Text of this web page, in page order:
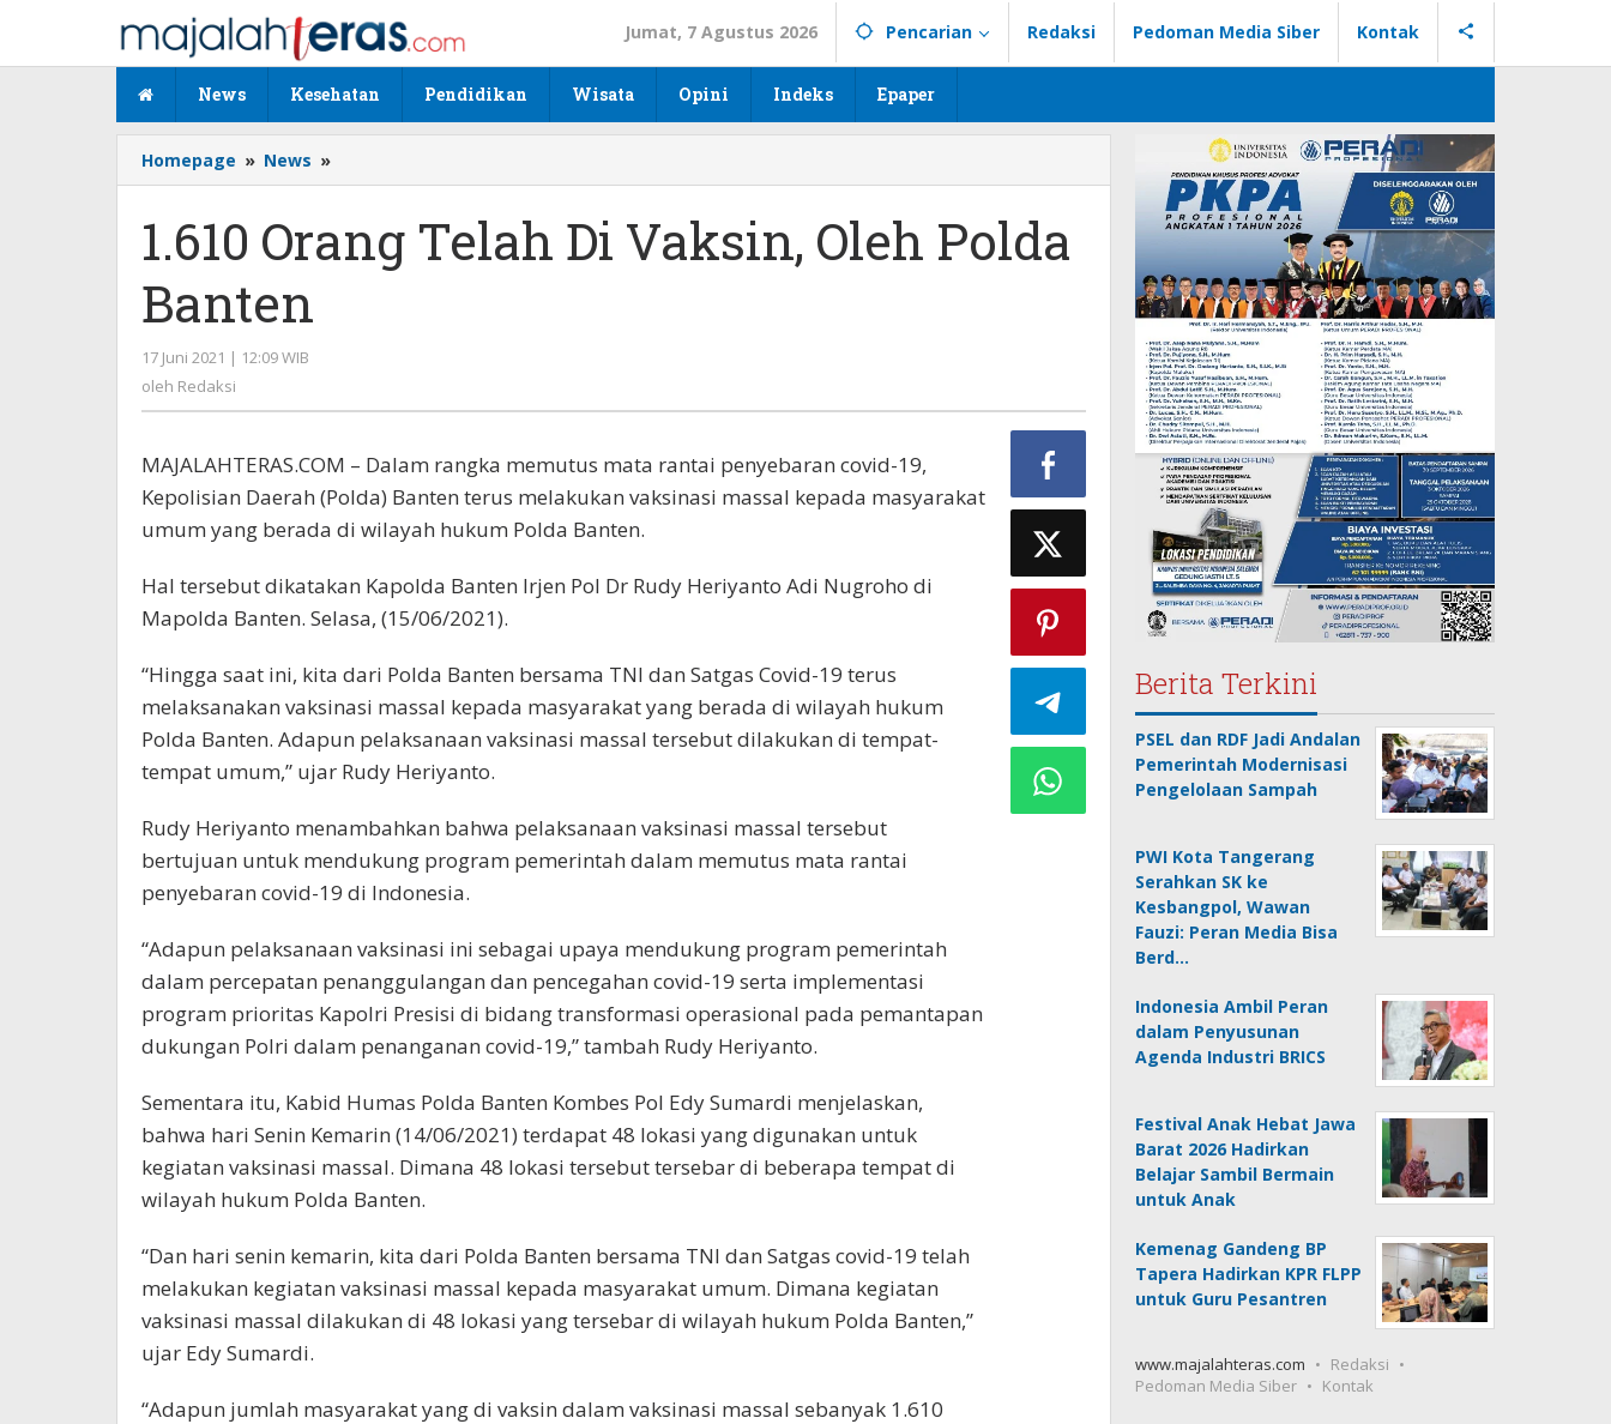
konten
Jumat, 7 Agustus 2026 Pencarian Redaksi Pedoman Media Siber Kontak
News Kesehatan Pendidikan Wisata Opini Indeks Epaper
Homepage » News »
Orang
Di
Vaksin,
1.610 Orang Telah Di Vaksin, Oleh Polda
Banten
17 Juni 2021 | 12:09 WIB
oleh Redaksi
MAJALAHTERAS.COM – Dalam rangka memutus mata rantai penyebaran covid-19,
Kepolisian Daerah (Polda) Banten terus melakukan vaksinasi massal kepada masyarakat
umum yang berada di wilayah hukum Polda Banten.
Hal tersebut dikatakan Kapolda Banten Irjen Pol Dr Rudy Heriyanto Adi Nugroho di
Mapolda Banten. Selasa, (15/06/2021).
“Hingga saat ini, kita dari Polda Banten bersama TNI dan Satgas Covid-19 terus
melaksanakan vaksinasi massal kepada masyarakat yang berada di wilayah hukum
Polda Banten. Adapun pelaksanaan vaksinasi massal tersebut dilakukan di tempat-
tempat umum,” ujar Rudy Heriyanto.
Rudy Heriyanto menambahkan bahwa pelaksanaan vaksinasi massal tersebut
bertujuan untuk mendukung program pemerintah dalam memutus mata rantai
penyebaran covid-19 di Indonesia.
“Adapun pelaksanaan vaksinasi ini sebagai upaya mendukung program pemerintah
dalam percepatan penanggulangan dan pencegahan covid-19 serta implementasi
program prioritas Kapolri Presisi di bidang transformasi operasional pada pemantapan
dukungan Polri dalam penanganan covid-19,” tambah Rudy Heriyanto.
Sementara itu, Kabid Humas Polda Banten Kombes Pol Edy Sumardi menjelaskan,
bahwa hari Senin Kemarin (14/06/2021) terdapat 48 lokasi yang digunakan untuk
kegiatan vaksinasi massal. Dimana 48 lokasi tersebut tersebar di beberapa tempat di
wilayah hukum Polda Banten.
“Dan hari senin kemarin, kita dari Polda Banten bersama TNI dan Satgas covid-19 telah
melakukan kegiatan vaksinasi massal kepada masyarakat umum. Dimana kegiatan
vaksinasi massal dilakukan di 48 lokasi yang tersebar di wilayah hukum Polda Banten,”
ujar Edy Sumardi.
“Adapun jumlah masyarakat yang di vaksin dalam vaksinasi massal sebanyak 1.610
Berita Terkini
PSEL dan RDF Jadi Andalan
Pemerintah Modernisasi
Pengelolaan Sampah
PWI Kota Tangerang
Serahkan SK ke
Kesbangpol, Wawan
Fauzi: Peran Media Bisa
Berd…
Indonesia Ambil Peran
dalam Penyusunan
Agenda Industri BRICS
Festival Anak Hebat Jawa
Barat 2026 Hadirkan
Belajar Sambil Bermain
untuk Anak
Kemenag Gandeng BP
Tapera Hadirkan KPR FLPP
untuk Guru Pesantren
www.majalahteras.com
Redaksi
Pedoman Media Siber
Kontak